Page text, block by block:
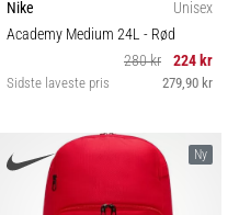
Nike
Unisex
Academy Medium 24L - Rød
280 kr
224 kr
Sidste laveste pris 279,90 kr
Ny